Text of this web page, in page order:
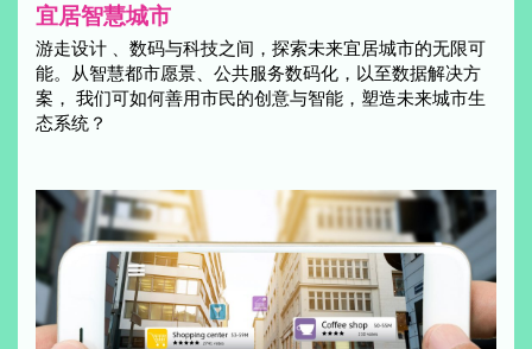
宜居智慧城市
游走设计 、数码与科技之间，探索未来宜居城市的无限可
能。从智慧都市愿景、公共服务数码化，以至数据解决方
案， 我们可如何善用市民的创意与智能，塑造未来城市生
态系统？